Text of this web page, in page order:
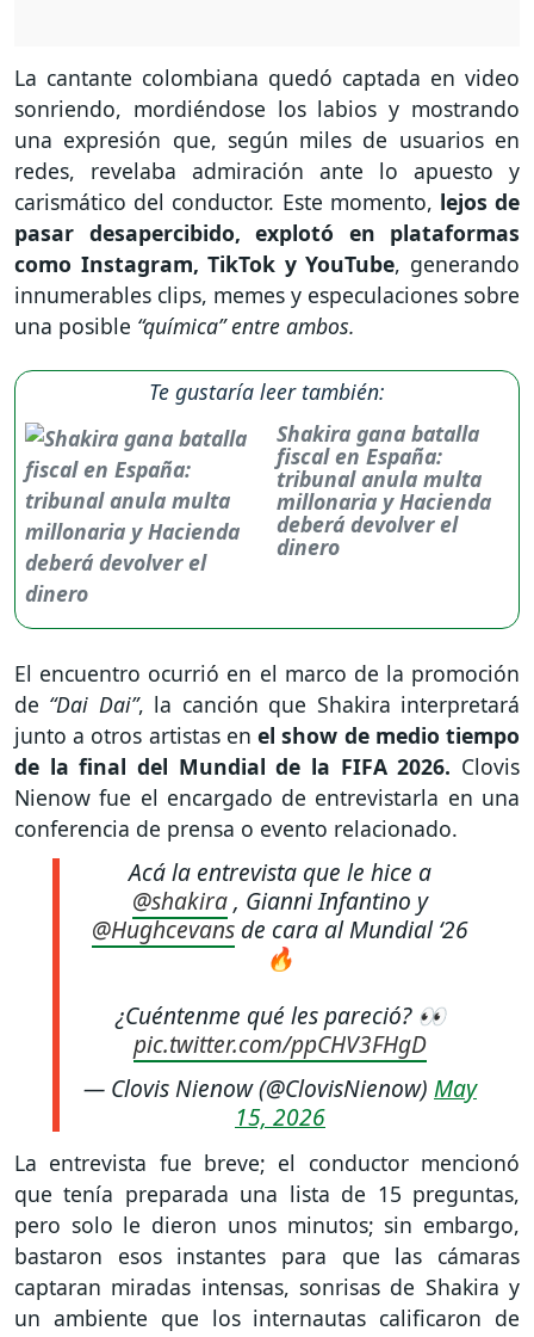
La cantante colombiana quedó captada en video
sonriendo, mordiéndose los labios y mostrando
una expresión que, según miles de usuarios en
redes, revelaba admiración ante lo apuesto y
carismático del conductor. Este momento, lejos de
pasar desapercibido, explotó en plataformas
como Instagram, TikTok y YouTube, generando
innumerables clips, memes y especulaciones sobre
una posible “química” entre ambos.
Te gustaría leer también:
Shakira gana batalla
fiscal en España:
tribunal anula multa
millonaria y Hacienda
deberá devolver el
dinero
El encuentro ocurrió en el marco de la promoción
de “Dai Dai”, la canción que Shakira interpretará
junto a otros artistas en el show de medio tiempo
de la final del Mundial de la FIFA 2026. Clovis
Nienow fue el encargado de entrevistarla en una
conferencia de prensa o evento relacionado.
Acá la entrevista que le hice a
@shakira, Gianni Infantino y
@Hughcevans de cara al Mundial ‘26
🔥
¿Cuéntenme qué les pareció? 👀
pic.twitter.com/ppCHV3FHgD
— Clovis Nienow (@ClovisNienow) May
15, 2026
La entrevista fue breve; el conductor mencionó
que tenía preparada una lista de 15 preguntas,
pero solo le dieron unos minutos; sin embargo,
bastaron esos instantes para que las cámaras
captaran miradas intensas, sonrisas de Shakira y
un ambiente que los internautas calificaron de